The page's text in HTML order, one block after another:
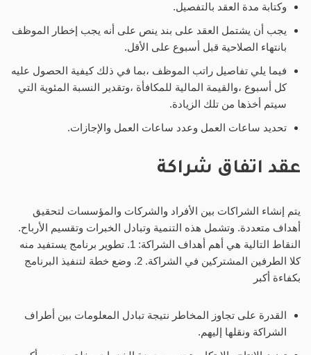
وكتابة مدة العقد بالتفصيل.
يجب أن يشتمل العقد على بند ينص على أنه يجب إخطار الموظف
بانتهاء الصلاحية قبل أسبوع على الأقل.
فيما يلي تفاصيل راتب الموظف ،بما في ذلك كيفية الحصول عليه
كل أسبوع ،والقيمة المالية للمكافأة ،وتقدير النسبة المئوية التي
سيتم أخذها من تلك الزيادة.
تحديد ساعات العمل وعدد ساعات العمل والإجازات.
عقد اتفاق شراكة
يتم إنشاء الشراكات بين الأفراد والشركات والمؤسسات لتحقيق
أهداف متعددة. وتشمل هذه التنمية وتبادل الخبرات وتقسيم الأرباح.
النقاط التالية هي أهم أهداف الشراكة: 1. تطوير برنامج يستفيد منه
كلا الطرفين المشتركين في الشراكة. 2. وضع خطة لتنفيذ البرنامج
بكفاءة أكبر
القدرة على تجاوز المخاطر نتيجة تبادل المعلومات بين أطراف
الشراكة ونقلها إليهم.